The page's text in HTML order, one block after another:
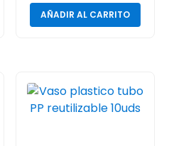
AÑADIR AL CARRITO